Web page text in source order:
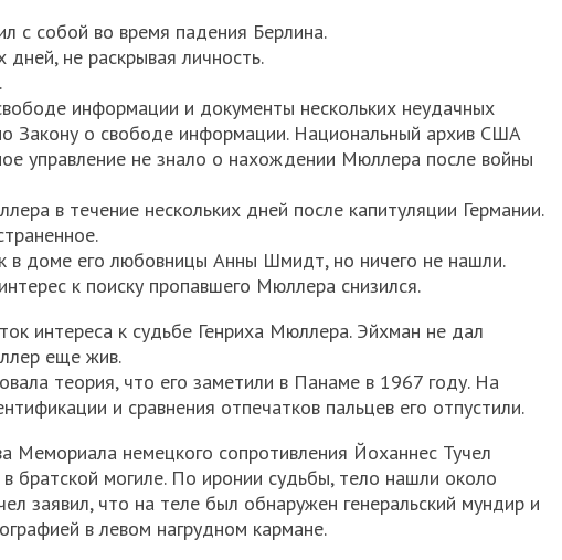
с собой во время падения Берлина.
не раскрывая личность.
информации и документы нескольких неудачных
Закону о свободе информации. Национальный архив США
управление не знало о нахождении Мюллера после войны
в течение нескольких дней после капитуляции Германии.
в доме его любовницы Анны Шмидт, но ничего не нашли.
к поиску пропавшего Мюллера снизился.
интереса к судьбе Генриха Мюллера. Эйхман не дал
еще жив.
теория, что его заметили в Панаме в 1967 году. На
и сравнения отпечатков пальцев его отпустили.
Мемориала немецкого сопротивления Йоханнес Тучел
могиле. По иронии судьбы, тело нашли около
заявил, что на теле был обнаружен генеральский мундир и
в левом нагрудном кармане.